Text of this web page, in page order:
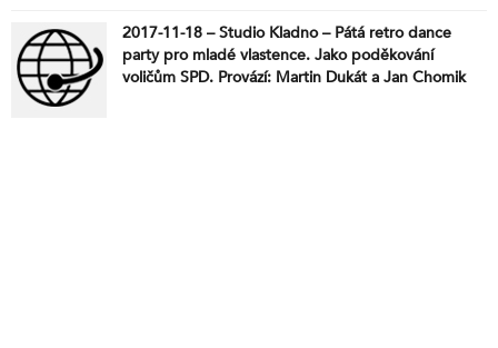
2017-11-18 – Studio Kladno – Pátá retro dance
party pro mladé vlastence. Jako poděkování
voličům SPD. Provází: Martin Dukát a Jan Chomik